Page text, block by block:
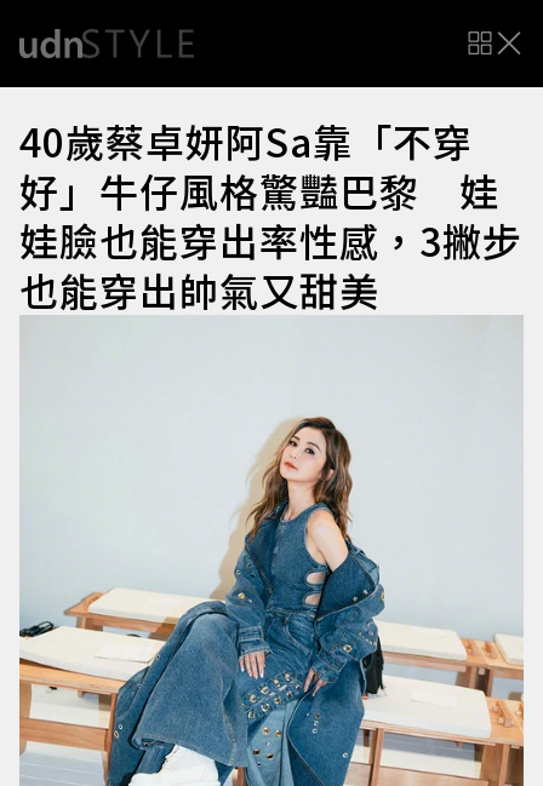
40歲蔡卓妍阿Sa靠「不穿
好」牛仔風格驚豔巴黎 娃
娃臉也能穿出率性感，3撇步
也能穿出帥氣又甜美